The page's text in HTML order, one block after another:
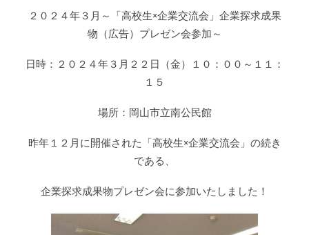
２０２４年３月～「高校生×企業交流会」企業探求成果
物（広告）プレゼン会参加～
日時：２０２４年３月２２日（金）１０：００～１１：
１５
場所：岡山市立南公民館
昨年１２月に開催された「高校生×企業交流会」の続き
である、
企業探求成果物プレゼン会に参加いたしました！